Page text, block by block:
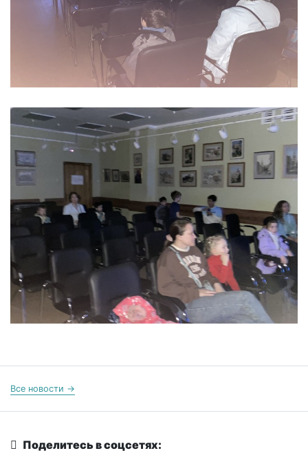
Все новости →
Поделитесь в соцсетях: